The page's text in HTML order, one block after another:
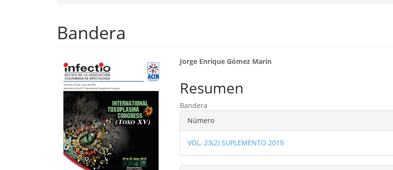
Bandera
Barra
lateral
del
artículo
Contenido
principal
del
artículo
Jorge Enrique Gómez Marín
Resumen
Bandera
Detalles
del
artículo
Número
VOL. 23(2) SUPLEMENTO 2019